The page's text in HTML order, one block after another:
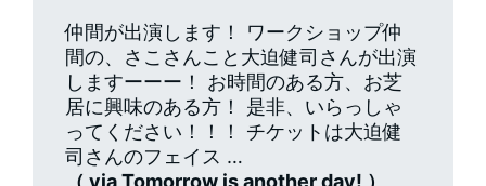
仲間が出演します！ ワークショップ仲
間の、さこさんこと大迫健司さんが出演
しますーーー！ お時間のある方、お芝
居に興味のある方！ 是非、いらっしゃ
ってください！！！ チケットは大迫健
司さんのフェイス …
（ via Tomorrow is another day! ）